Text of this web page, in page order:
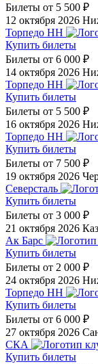
Билеты от 5 500 ₽
12 октября 2026
Торпедо НН
Купить билеты
Билеты от 6 000 ₽
14 октября 2026
Торпедо НН
Купить билеты
Билеты от 5 500 ₽
16 октября 2026
Торпедо НН
Купить билеты
Билеты от 7 500 ₽
19 октября 2026
Северсталь
Купить билеты
Билеты от 3 000 ₽
21 октября 2026
Ак Барс
Купить билеты
Билеты от 2 000 ₽
24 октября 2026
Торпедо НН
Купить билеты
Билеты от 6 000 ₽
27 октября 2026
СКА
Купить билеты